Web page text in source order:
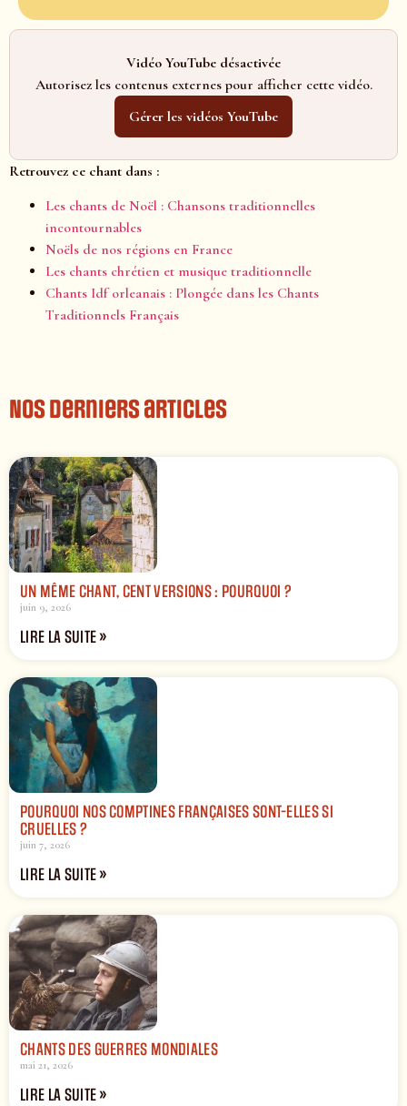
Vidéo YouTube désactivée
Autorisez les contenus externes pour afficher cette vidéo.
Gérer les vidéos YouTube
Retrouvez ce chant dans :
Les chants de Noël : Chansons traditionnelles
incontournables
Noëls de nos régions en France
Les chants chrétien et musique traditionnelle
Chants Idf orleanais : Plongée dans les Chants
Traditionnels Français
Nos derniers articles
UN MÊME CHANT, CENT VERSIONS : POURQUOI ?
juin 9, 2026
LIRE LA SUITE »
POURQUOI NOS COMPTINES FRANÇAISES SONT-ELLES SI
CRUELLES ?
juin 7, 2026
LIRE LA SUITE »
CHANTS DES GUERRES MONDIALES
mai 21, 2026
LIRE LA SUITE »